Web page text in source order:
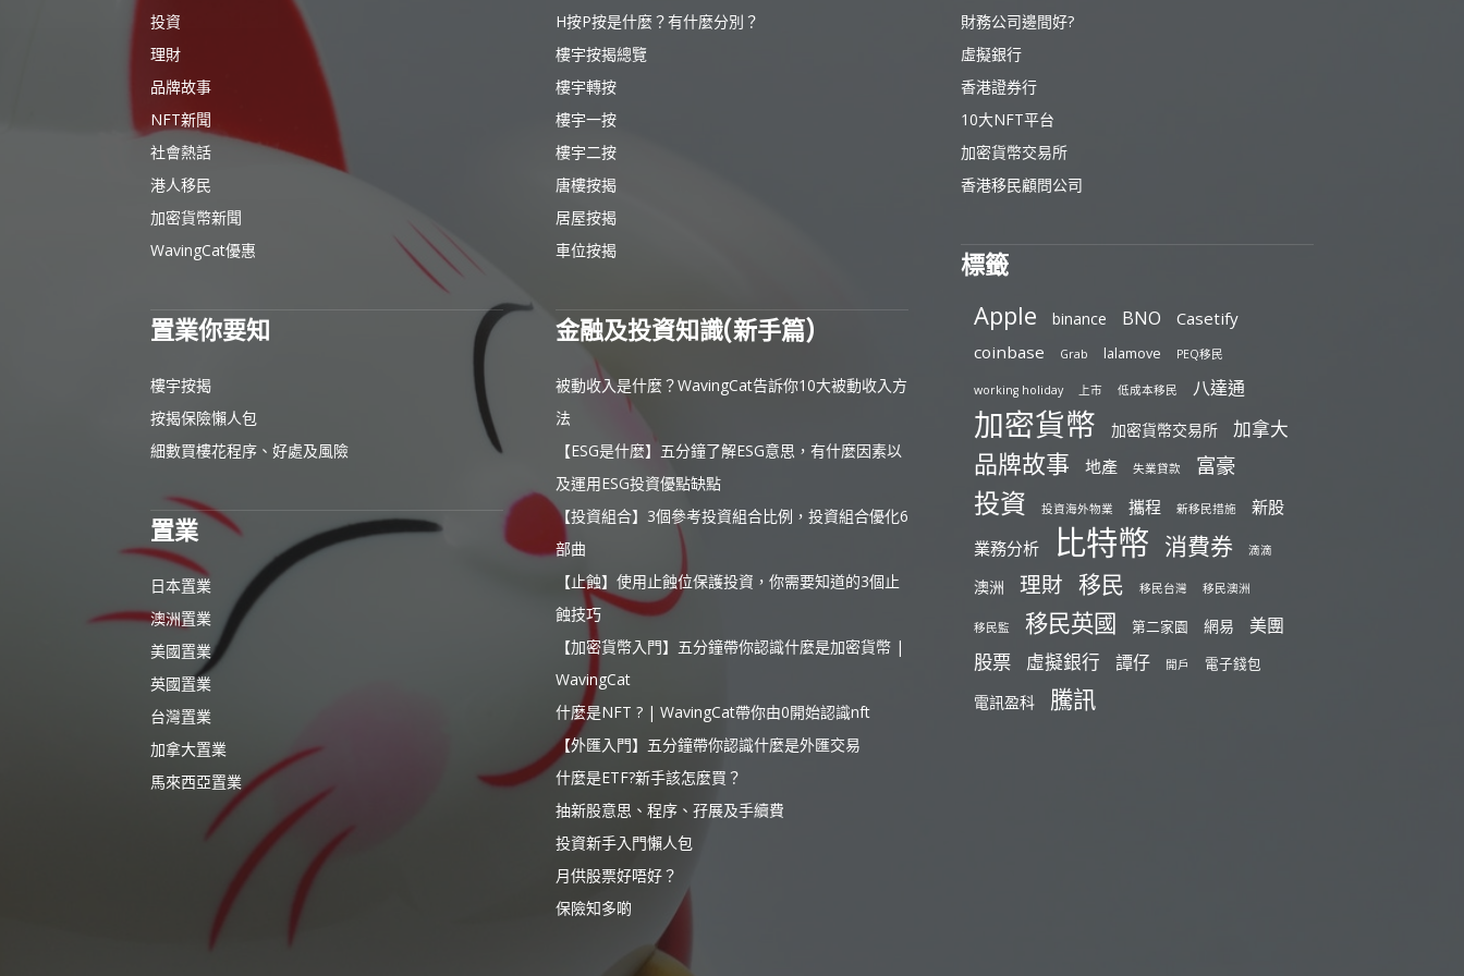
投資
理財
品牌故事
NFT新聞
社會熱話
港人移民
加密貨幣新聞
WavingCat優惠
置業你要知
樓宇按揭
按揭保險懶人包
細數買樓花程序、好處及風險
置業
日本置業
澳洲置業
美國置業
英國置業
台灣置業
加拿大置業
馬來西亞置業
H按P按是什麼？有什麼分別？
樓宇按揭總覽
樓宇轉按
樓宇一按
樓宇二按
唐樓按揭
居屋按揭
車位按揭
金融及投資知識(新手篇)
被動收入是什麼？WavingCat告訴你10大被動收入方
法
【ESG是什麼】五分鐘了解ESG意思，有什麼因素以
及運用ESG投資優點缺點
【投資組合】3個參考投資組合比例，投資組合優化6
部曲
【止蝕】使用止蝕位保護投資，你需要知道的3個止
蝕技巧
【加密貨幣入門】五分鐘帶你認識什麼是加密貨幣 |
WavingCat
什麼是NFT ? | WavingCat帶你由0開始認識nft
【外匯入門】五分鐘帶你認識什麼是外匯交易
什麼是ETF?新手該怎麼買？
抽新股意思、程序、孖展及手續費
投資新手入門懶人包
月供股票好唔好？
保險知多啲
財務公司邊間好?
虛擬銀行
香港證券行
10大NFT平台
加密貨幣交易所
香港移民顧問公司
標籤
Apple binance BNO
Casetify
coinbase
Grab lalamove PEQ移民
working holiday 上市 低成本移民 八達通
加密貨幣 加密貨幣交易所 加拿大
品牌故事 地產 失業貸款 富豪
投資 投資海外物業 攜程 新移民措施
新股
業務分析
比特幣 消費券 滴滴
澳洲 理財 移民 移民台灣 移民澳洲
移民監 移民英國 第二家園 網易 美團
股票 虛擬銀行 譚仔 開戶 電子錢包
電訊盈科 騰訊